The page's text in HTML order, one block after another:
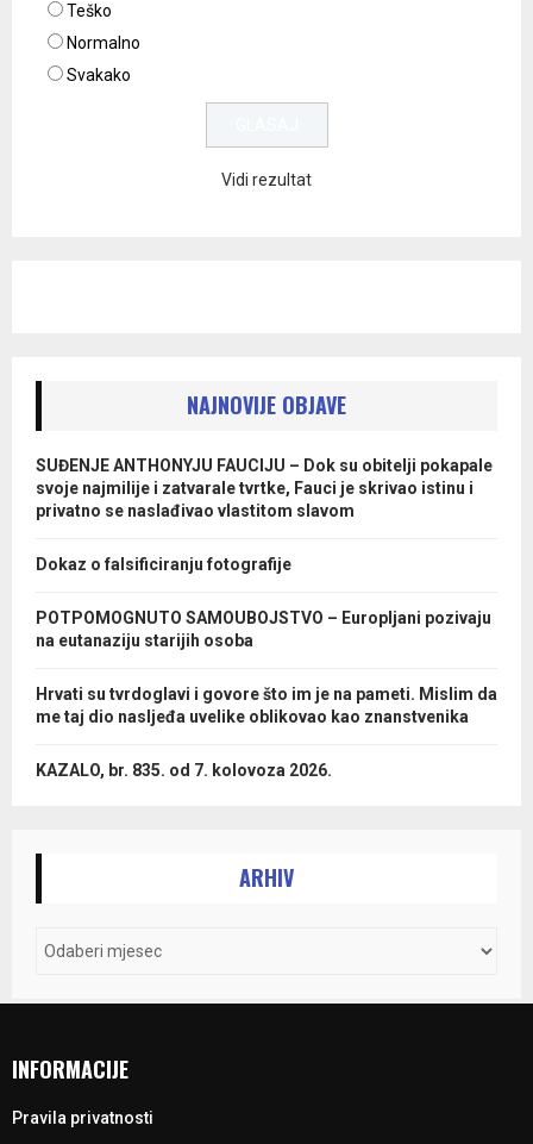
Teško
Normalno
Svakako
Vidi rezultat
NAJNOVIJE OBJAVE
SUĐENJE ANTHONYJU FAUCIJU – Dok su obitelji pokapale
svoje najmilije i zatvarale tvrtke, Fauci je skrivao istinu i
privatno se naslađivao vlastitom slavom
Dokaz o falsificiranju fotografije
POTPOMOGNUTO SAMOUBOJSTVO – Europljani pozivaju
na eutanaziju starijih osoba
Hrvati su tvrdoglavi i govore što im je na pameti. Mislim da
me taj dio nasljeđa uvelike oblikovao kao znanstvenika
KAZALO, br. 835. od 7. kolovoza 2026.
ARHIV
INFORMACIJE
Pravila privatnosti